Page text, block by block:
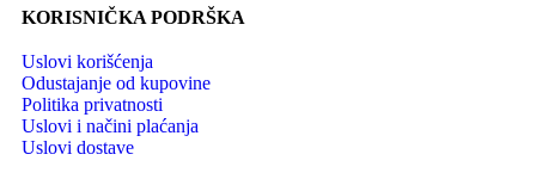
KORISNIČKA PODRŠKA
Uslovi korišćenja
Odustajanje od kupovine
Politika privatnosti
Uslovi i načini plaćanja
Uslovi dostave